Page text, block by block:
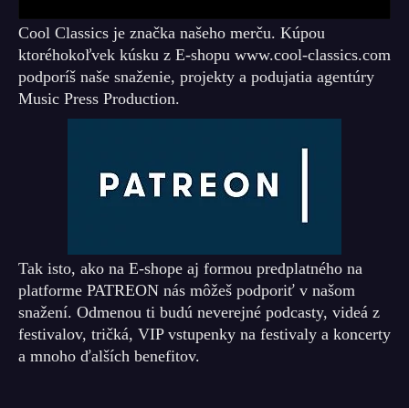
Cool Classics je značka našeho merču. Kúpou
ktoréhokoľvek kúsku z E-shopu www.cool-classics.com
podporíš naše snaženie, projekty a podujatia agentúry
Music Press Production.
Tak isto, ako na E-shope aj formou predplatného na
platforme PATREON nás môžeš podporiť v našom
snažení. Odmenou ti budú neverejné podcasty, videá z
festivalov, tričká, VIP vstupenky na festivaly a koncerty
a mnoho ďalších benefitov.